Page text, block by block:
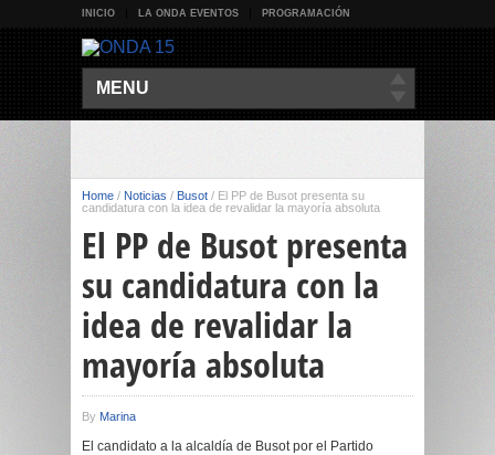
INICIO LA ONDA EVENTOS PROGRAMACIÓN
MENU
Home / Noticias / Busot / El PP de Busot presenta su
candidatura con la idea de revalidar la mayoría absoluta
El PP de Busot presenta
su candidatura con la
idea de revalidar la
mayoría absoluta
By Marina
El candidato a la alcaldía de Busot por el Partido